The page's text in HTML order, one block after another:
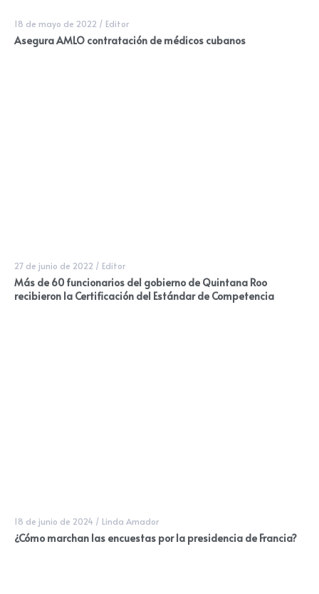
18 de mayo de 2022 / Editor
Asegura AMLO contratación de médicos cubanos
27 de junio de 2022 / Editor
Más de 60 funcionarios del gobierno de Quintana Roo
recibieron la Certificación del Estándar de Competencia
18 de junio de 2024 / Linda Amador
¿Cómo marchan las encuestas por la presidencia de Francia?